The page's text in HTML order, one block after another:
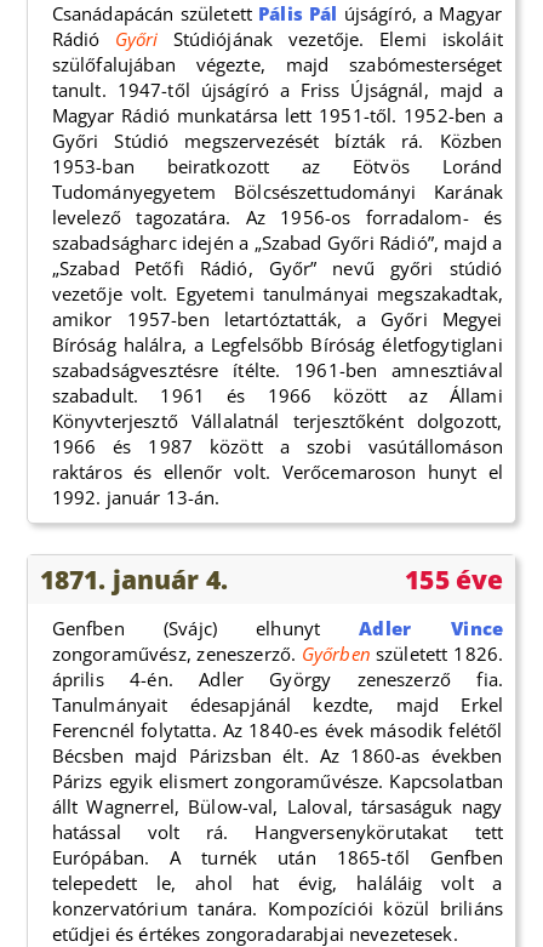
Csanádapácán született Pális Pál újságíró, a Magyar
Rádió Győri
szülőfalujában végezte, majd szabómesterséget
tanult. 1947-től újságíró a Friss Újságnál, majd a
Magyar Rádió munkatársa lett 1951-től. 1952-ben a
Győri Stúdió megszervezését bízták rá. Közben
1953-ban beiratkozott az Eötvös Loránd
Tudományegyetem Bölcsészettudományi Karának
levelező tagozatára. Az 1956-os forradalom- és
szabadságharc idején a „Szabad Győri Rádió”, majd a
„Szabad Petőfi Rádió, Győr” nevű győri stúdió
vezetője volt. Egyetemi tanulmányai megszakadtak,
amikor 1957-ben letartóztatták, a Győri Megyei
Bíróság halálra, a Legfelsőbb Bíróság életfogytiglani
szabadságvesztésre ítélte. 1961-ben amnesztiával
szabadult. 1961 és 1966 között az Állami
Könyvterjesztő Vállalatnál terjesztőként dolgozott,
1966 és 1987 között a szobi vasútállomáson
raktáros és ellenőr volt. Verőcemaroson hunyt el
1992. január 13-án.
1871. január 4. 155 éve
Genfben (Svájc) elhunyt
Adler Vince
zongoraművész, zeneszerző. Győrben
április 4-én. Adler György zeneszerző fia.
Tanulmányait édesapjánál kezdte, majd Erkel
Ferencnél folytatta. Az 1840-es évek második felétől
Bécsben majd Párizsban élt. Az 1860-as években
Párizs egyik elismert zongoraművésze. Kapcsolatban
állt Wagnerrel, Bülow-val, Laloval, társaságuk nagy
hatással volt rá. Hangversenykörutakat tett
Európában. A turnék után 1865-től Genfben
telepedett le, ahol hat évig, haláláig volt a
konzervatórium tanára. Kompozíciói közül briliáns
etűdjei és értékes zongoradarabjai nevezetesek.